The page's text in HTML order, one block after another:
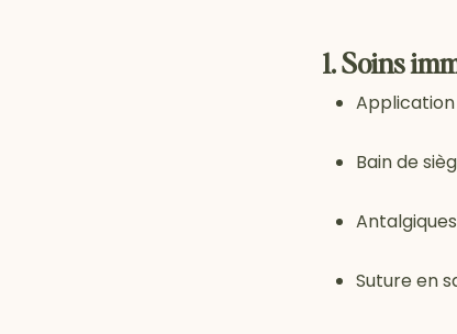
1. Soins
Bain de
Suture en